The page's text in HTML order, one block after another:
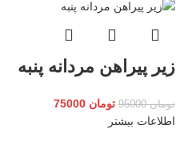
زیر پیراهن مردانه پنبه
تومان95000 تومان
اطلاعات بیشتر